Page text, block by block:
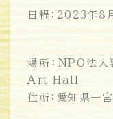
日程：2023年8
場所：NPO法
Art Hall
住所：愛知県一